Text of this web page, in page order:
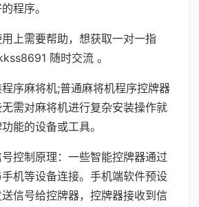
程序。
上需要帮助，想获取一对一指
随时交流 。
序麻将机;普通麻将机程序控牌器
需对麻将机进行复杂安装操作就
能的设备或工具。
控制原理：一些智能控牌器通过
机等设备连接。手机端软件预设
信号给控牌器，控牌器接收到信